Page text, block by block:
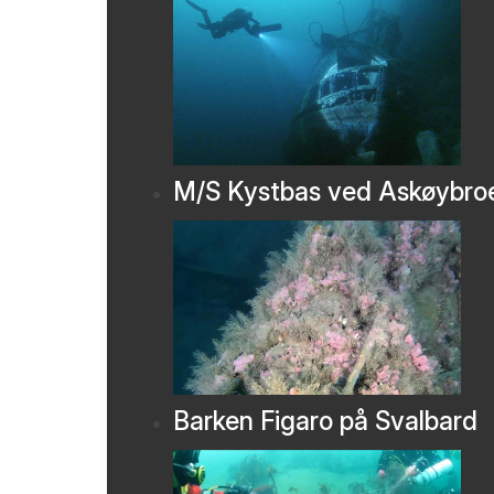
M/S Kystbas ved
Barken Figaro på Svalbard